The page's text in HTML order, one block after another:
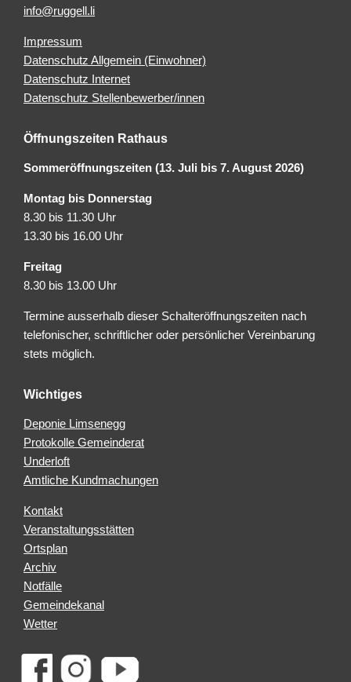
info@ruggell.li
Impressum
Datenschutz Allgemein (Einwohner)
Datenschutz Internet
Datenschutz Stellenbewerber/innen
Öffnungszeiten Rathaus
Sommeröffnungszeiten (13. Juli bis 7. August 2026)
Montag bis Donnerstag
8.30 bis 11.30 Uhr
13.30 bis 16.00 Uhr
Freitag
8.30 bis 13.00 Uhr
Termine ausserhalb dieser Schalteröffnungszeiten nach
telefonischer, schriftlicher oder persönlicher Vereinbarung
stets möglich.
Wichtiges
Deponie Limsenegg
Protokolle Gemeinderat
Underloft
Amtliche Kundmachungen
Kontakt
Veranstaltungsstätten
Ortsplan
Archiv
Notfälle
Gemeindekanal
Wetter